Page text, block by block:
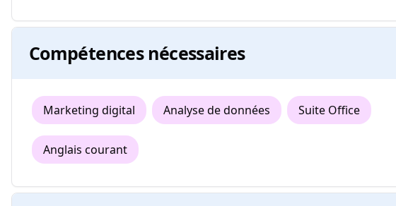
Compétences nécessaires
Marketing digital Analyse de données Suite Office
Anglais courant